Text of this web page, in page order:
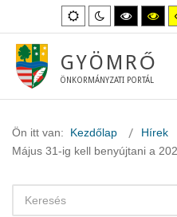
Alapértelmezett
mód
Éjszakai
mód
Magas
kontraszt
fekete-
mód.
GYÖMRŐ
ÖNKORMÁNYZATI PORTÁL
Ön itt van: Kezdőlap
Hírek
Május 31-ig kell benyújtani a